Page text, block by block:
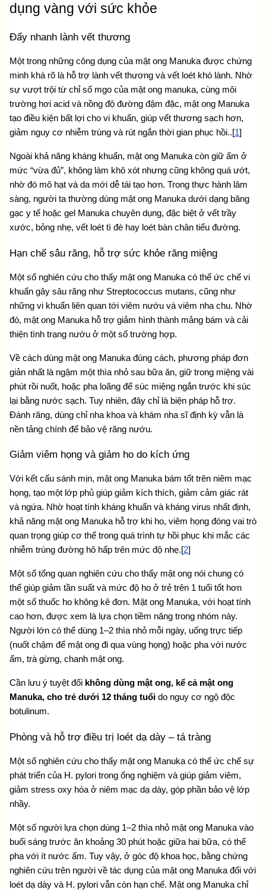
dụng vàng với sức khỏe
Đẩy nhanh lành vết thương
Một trong những công dụng của mật ong Manuka được chứng
minh khá rõ là hỗ trợ lành vết thương và vết loét khó lành. Nhờ
sự vượt trội từ chỉ số mgo của mật ong manuka, cùng môi
trường hơi acid và nồng độ đường đậm đặc, mật ong Manuka
tạo điều kiện bất lợi cho vi khuẩn, giúp vết thương sạch hơn,
giảm nguy cơ nhiễm trùng và rút ngắn thời gian phục hồi..[1]
Ngoài khả năng kháng khuẩn, mật ong Manuka còn giữ ẩm ở
mức “vừa đủ”, không làm khô xót nhưng cũng không quá ướt,
nhờ đó mô hạt và da mới dễ tái tạo hơn. Trong thực hành lâm
sàng, người ta thường dùng mật ong Manuka dưới dạng băng
gạc y tế hoặc gel Manuka chuyên dụng, đặc biệt ở vết trầy
xước, bỏng nhẹ, vết loét tì đè hay loét bàn chân tiểu đường.
Hạn chế sâu răng, hỗ trợ sức khỏe răng miệng
Một số nghiên cứu cho thấy mật ong Manuka có thể ức chế vi
khuẩn gây sâu răng như Streptococcus mutans, cũng như
những vi khuẩn liên quan tới viêm nướu và viêm nha chu. Nhờ
đó, mật ong Manuka hỗ trợ giảm hình thành mảng bám và cải
thiện tình trạng nướu ở một số trường hợp.
Về cách dùng mật ong Manuka đúng cách, phương pháp đơn
giản nhất là ngậm một thìa nhỏ sau bữa ăn, giữ trong miệng vài
phút rồi nuốt, hoặc pha loãng để súc miệng ngắn trước khi súc
lại bằng nước sạch. Tuy nhiên, đây chỉ là biện pháp hỗ trợ.
Đánh răng, dùng chỉ nha khoa và khám nha sĩ định kỳ vẫn là
nền tảng chính để bảo vệ răng nướu.
Giảm viêm họng và giảm ho do kích ứng
Với kết cấu sánh mịn, mật ong Manuka bám tốt trên niêm mạc
họng, tạo một lớp phủ giúp giảm kích thích, giảm cảm giác rát
và ngứa. Nhờ hoạt tính kháng khuẩn và kháng virus nhất định,
khả năng mật ong Manuka hỗ trợ khi ho, viêm họng đóng vai trò
quan trọng giúp cơ thể trong quá trình tự hồi phục khi mắc các
nhiễm trùng đường hô hấp trên mức độ nhẹ.[2]
Một số tổng quan nghiên cứu cho thấy mật ong nói chung có
thể giúp giảm tần suất và mức độ ho ở trẻ trên 1 tuổi tốt hơn
một số thuốc ho không kê đơn. Mật ong Manuka, với hoạt tính
cao hơn, được xem là lựa chọn tiềm năng trong nhóm này.
Người lớn có thể dùng 1–2 thìa nhỏ mỗi ngày, uống trực tiếp
(nuốt chậm để mật ong đi qua vùng họng) hoặc pha với nước
ấm, trà gừng, chanh mật ong.
Cần lưu ý tuyệt đối không dùng mật ong, kể cả mật ong
Manuka, cho trẻ dưới 12 tháng tuổi do nguy cơ ngộ độc
botulinum.
Phòng và hỗ trợ điều trị loét dạ dày – tá tràng
Một số nghiên cứu cho thấy mật ong Manuka có thể ức chế sự
phát triển của H. pylori trong ống nghiệm và giúp giảm viêm,
giảm stress oxy hóa ở niêm mạc dạ dày, góp phần bảo vệ lớp
nhầy.
Một số người lựa chọn dùng 1–2 thìa nhỏ mật ong Manuka vào
buổi sáng trước ăn khoảng 30 phút hoặc giữa hai bữa, có thể
pha với ít nước ấm. Tuy vậy, ở góc độ khoa học, bằng chứng
nghiên cứu trên người về tác dụng của mật ong Manuka đối với
loét dạ dày và H. pylori vẫn còn hạn chế. Mật ong Manuka chỉ